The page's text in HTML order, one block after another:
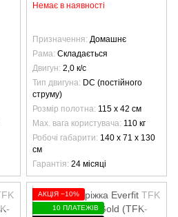
Немає в наявності
Призначення Домашнє
Рама Складається
Двигун 2,0 к/с
Тип двигуна DC (постійного
струму)
Розмір полотна 115 х 42 см
Max. вага користувача 110 кг
Робочі габарити 140 х 71 х 130
см
Гарантія 24 місяці
АКЦІЯ −10%
10 ПЛАТЕЖІВ